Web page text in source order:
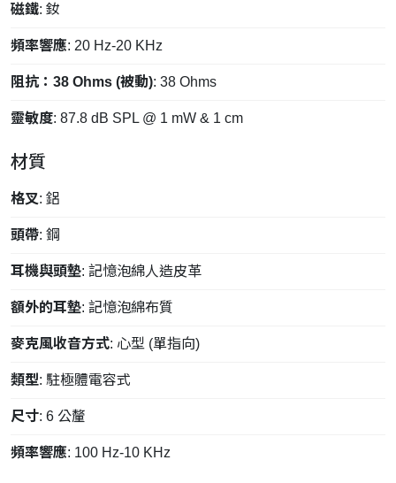
磁鐵: 釹
頻率響應: 20 Hz-20 KHz
阻抗：38 Ohms (被動): 38 Ohms
靈敏度: 87.8 dB SPL @ 1 mW & 1 cm
材質
格叉: 鋁
頭帶: 鋼
耳機與頭墊: 記憶泡綿人造皮革
額外的耳墊: 記憶泡綿布質
麥克風收音方式: 心型 (單指向)
類型: 駐極體電容式
尺寸: 6 公釐
頻率響應: 100 Hz-10 KHz